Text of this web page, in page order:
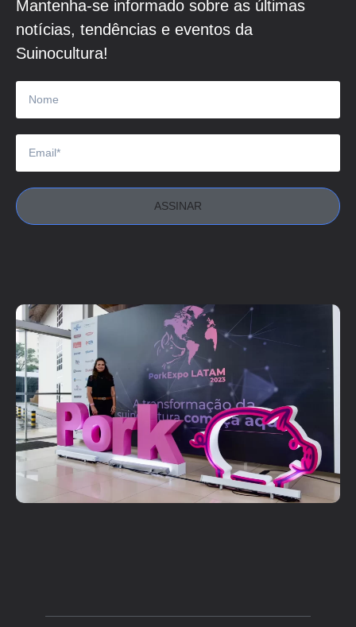
Mantenha-se informado sobre as últimas
notícias, tendências e eventos da
Suinocultura!
ASSINAR